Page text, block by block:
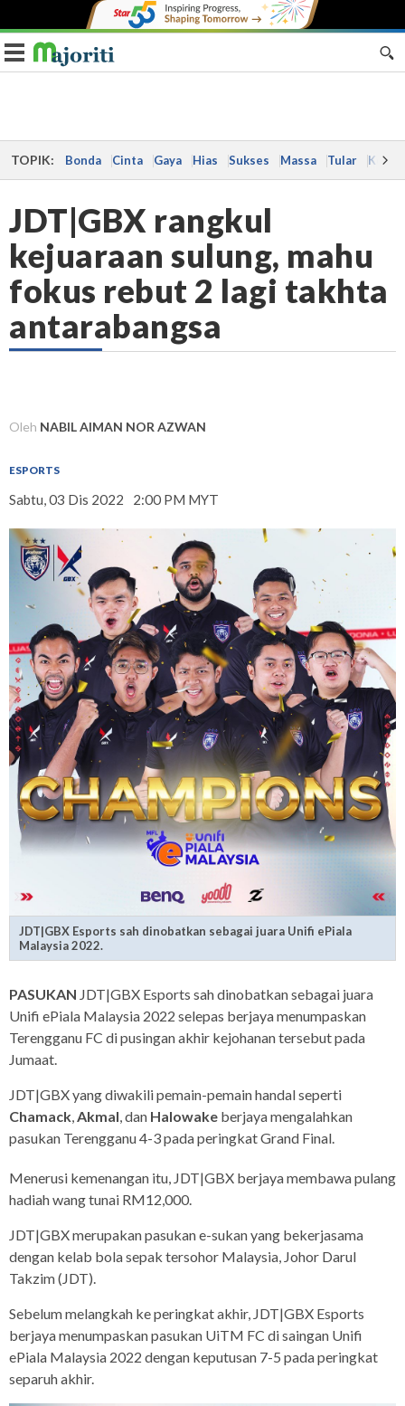
Toggle navigation
TOPIK: Bonda Cinta Gaya Hias Sukses Massa Tular Kes
JDT|GBX rangkul
kejuaraan sulung, mahu
fokus rebut 2 lagi takhta
antarabangsa
Oleh NABIL AIMAN NOR AZWAN
ESPORTS
Sabtu, 03 Dis 2022 2:00 PM MYT
JDT|GBX Esports sah dinobatkan sebagai juara Unifi ePiala
Malaysia 2022.
PASUKAN JDT|GBX Esports sah dinobatkan sebagai juara
Unifi ePiala Malaysia 2022 selepas berjaya menumpaskan
Terengganu FC di pusingan akhir kejohanan tersebut pada
Jumaat.
JDT|GBX yang diwakili pemain-pemain handal seperti
Chamack,Akmal, dan Halowake berjaya mengalahkan
pasukan Terengganu 4-3 pada peringkat Grand Final.
Menerusi kemenangan itu, JDT|GBX berjaya membawa pulang
hadiah wang tunai RM12,000.
JDT|GBX merupakan pasukan e-sukan yang bekerjasama
dengan kelab bola sepak tersohor Malaysia, Johor Darul
Takzim (JDT).
Sebelum melangkah ke peringkat akhir, JDT|GBX Esports
berjaya menumpaskan pasukan UiTM FC di saingan Unifi
ePiala Malaysia 2022 dengan keputusan 7-5 pada peringkat
separuh akhir.